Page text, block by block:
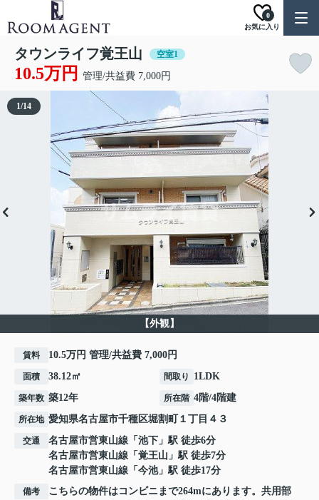
お気に入り
0
タウンライフ覚王山 空室1
10.5万円 管理/共益費 7,000円
【外観】
1/14
賃料 10.5万円 管理/共益費 7,000円
面積 38.12㎡ 間取り 1LDK
築年数 築12年 所在階 4階/4階建
所在地 愛知県名古屋市千種区堀割町 １丁目４３
交通 名古屋市営東山線 「 池下 」駅 徒歩6分
名古屋市営東山線 「 覚王山 」駅 徒歩7分
名古屋市営東山線 「 今池」駅 徒歩17分
備考
こちらの物件はコンビニまで264mにあります。共用部